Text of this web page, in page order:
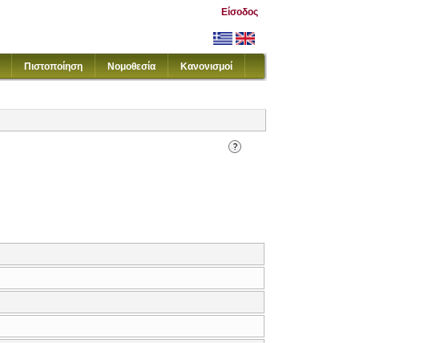
Είσοδος
Πιστοποίηση Νομοθεσία Κανονισμοί